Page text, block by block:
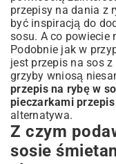
przepisy na dania z
być inspiracją do
sosu. A co powiecie
Podobnie jak w
jest przepis na sos
grzyby wniosą
przepis na rybę w
pieczarkami przepis
alternatywa.
Z czym
sosie